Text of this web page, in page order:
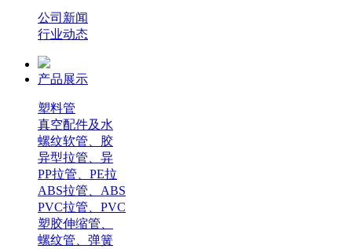
公司新闻
行业动态
产品展示
塑料管
真空配件及水
螺纹软管、胶
异型拉管、异
PP拉管、PE拉
ABS拉管、ABS
PVC拉管、PVC
塑胶伸缩管、
螺纹管、弹簧